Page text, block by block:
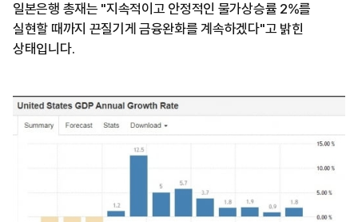
일본은행 총재는 "지속적이고 안정적인 물가상승률 2%를
실현할 때까지 끈질기게 금융완화를 계속하겠다"고 밝힌
상태입니다.